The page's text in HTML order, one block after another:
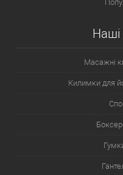
Наші
Масажні
Килимки для